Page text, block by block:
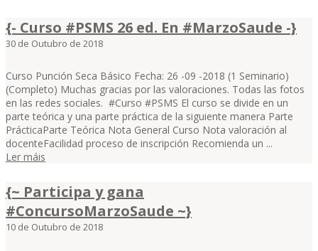
{- Curso #PSMS 26 ed. En #MarzoSaude -}
30 de Outubro de 2018
Curso Punción Seca Básico Fecha: 26 -09 -2018 (1 Seminario)
(Completo) Muchas gracias por las valoraciones. Todas las fotos
en las redes sociales. #Curso #PSMS El curso se divide en un
parte teórica y una parte práctica de la siguiente manera Parte
PrácticaParte Teórica Nota General Curso Nota valoración al
docenteFacilidad proceso de inscripción Recomienda un ...
Ler máis
{~ Participa y gana
#ConcursoMarzoSaude ~}
10 de Outubro de 2018